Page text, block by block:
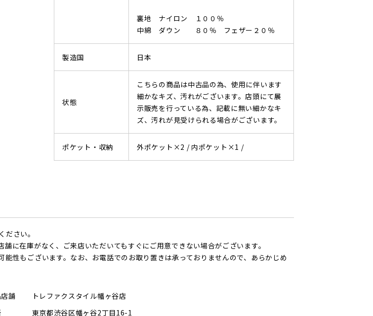
裏地 ナイロン １００％
中綿 ダウン ８０％ フェザー２０％
製造国 日本
状態
こちらの商品は中古品の為、使用に伴います
細かなキズ、汚れがございます。店頭にて展
示販売を行っている為、記載に無い細かなキ
ズ、汚れが見受けられる場合がございます。
ポケット・収納 外ポケット×2 / 内ポケット×1 /
さい。
に在庫がなく、ご来店いただいてもすぐにご用意できない場合がございます。
性もございます。なお、お電話でのお取り置きは承っておりませんので、あらかじめ
舗
トレファクスタイル幡ヶ谷店
東京都渋谷区幡ヶ谷2丁目16-1